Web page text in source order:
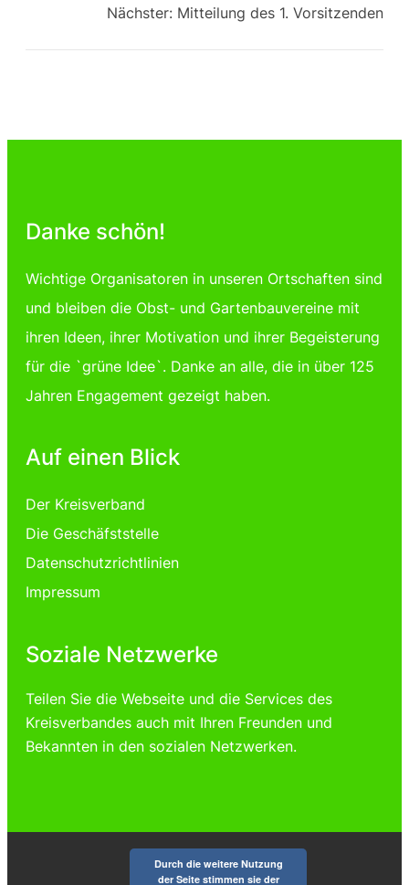
Nächster: Mitteilung des 1. Vorsitzenden
Danke schön!
Wichtige Organisatoren in unseren Ortschaften sind
und bleiben die Obst- und Gartenbauvereine mit
ihren Ideen, ihrer Motivation und ihrer Begeisterung
für die `grüne Idee`. Danke an alle, die in über 125
Jahren Engagement gezeigt haben.
Auf einen Blick
Der Kreisverband
Die Geschäfststelle
Datenschutzrichtlinien
Impressum
Soziale Netzwerke
Teilen Sie die Webseite und die Services des
Kreisverbandes auch mit Ihren Freunden und
Bekannten in den sozialen Netzwerken.
Durch die weitere Nutzung
der Seite stimmen sie der